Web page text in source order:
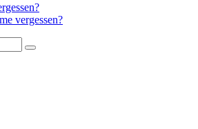
vergessen?